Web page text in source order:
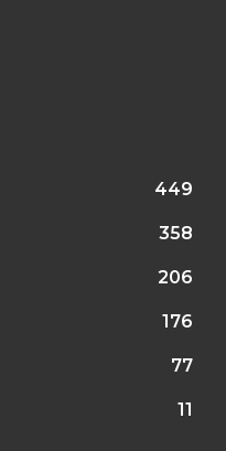
449
358
206
176
77
11